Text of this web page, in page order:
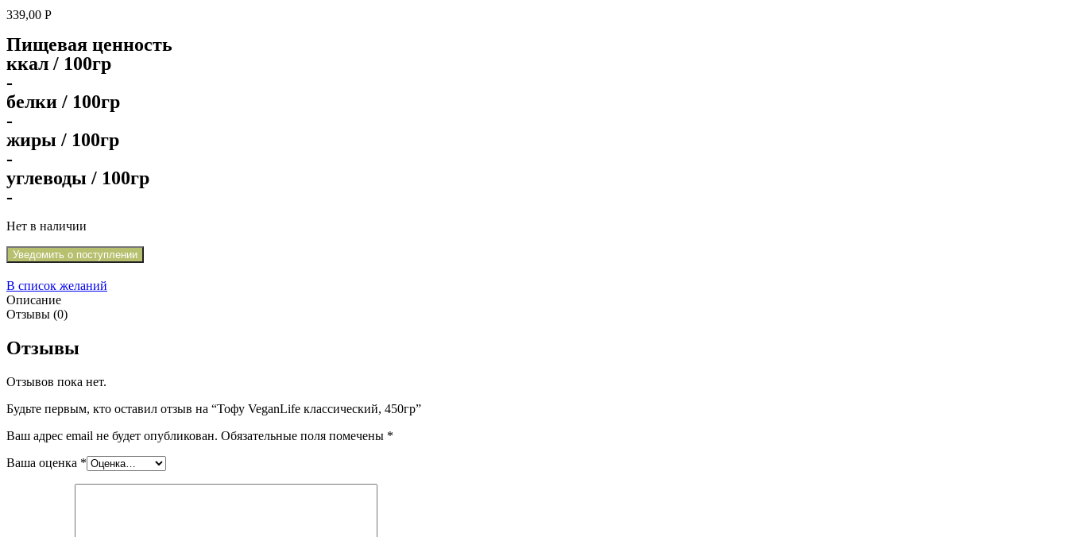
339,00 Р
Пищевая ценность
ккал / 100гр
-
белки / 100гр
-
жиры / 100гр
-
углеводы / 100гр
-
Нет в наличии
Уведомить о поступлении
В список желаний
Описание
Отзывы (0)
Отзывы
Отзывов пока нет.
Будьте первым, кто оставил отзыв на “Тофу VeganLife классический, 450гр”
Ваш адрес email не будет опубликован. Обязательные поля помечены *
Ваша оценка *